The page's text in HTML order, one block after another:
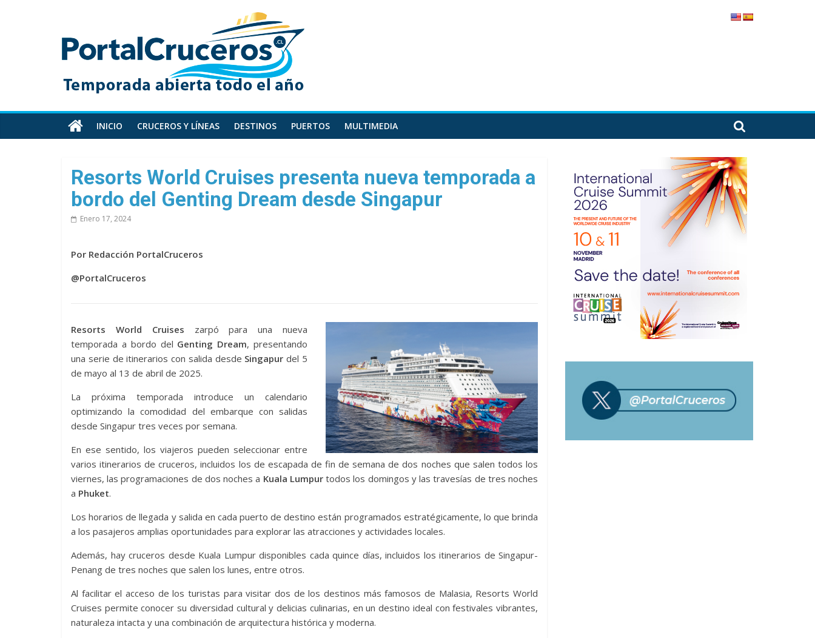
PortalCruceros
Toda
información
cruceros
en
un
sitio
INICIO CRUCEROS Y LÍNEAS DESTINOS PUERTOS MULTIMEDIA
Resorts World Cruises presenta nueva temporada a
bordo del Genting Dream desde Singapur
Enero 17, 2024
Por Redacción PortalCruceros
@PortalCruceros
Resorts World Cruises zarpó para una nueva
temporada a bordo del Genting Dream, presentando
una serie de itinerarios con salida desde Singapur del 5
de mayo al 13 de abril de 2025.
La próxima temporada introduce un calendario
optimizando la comodidad del embarque con salidas
desde Singapur tres veces por semana.
En ese sentido, los viajeros pueden seleccionar entre
varios itinerarios de cruceros, incluidos los de escapada de fin de semana de dos noches que salen todos los
viernes, las programaciones de dos noches a Kuala Lumpurtodos los domingos y las travesías de tres noches
a Phuket.
Los horarios de llegada y salida en cada puerto de destino están programados estratégicamente, lo que brinda
a los pasajeros amplias oportunidades para explorar las atracciones y actividades locales.
Además, hay cruceros desde Kuala Lumpur disponibles cada quince días, incluidos los itinerarios de Singapur-
Penang de tres noches que salen los lunes, entre otros.
Al facilitar el acceso de los turistas para visitar dos de los destinos más famosos de Malasia, Resorts World
Cruises permite conocer su diversidad cultural y delicias culinarias, en un destino ideal con festivales vibrantes,
naturaleza intacta y una combinación de arquitectura histórica y moderna.